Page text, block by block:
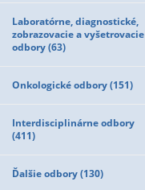
Laboratórne, diagnostické,
zobrazovacie a vyšetrovacie
odbory (63)
Onkologické odbory (151)
Interdisciplinárne odbory
(411)
Ďalšie odbory (130)